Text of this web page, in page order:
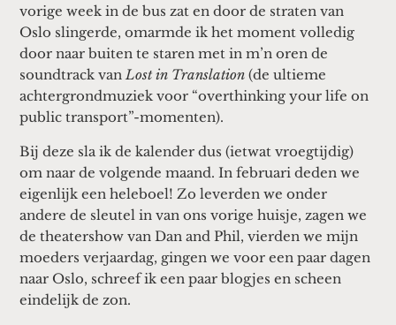
vorige week in de bus zat en door de straten van
Oslo slingerde, omarmde ik het moment volledig
door naar buiten te staren met in m’n oren de
soundtrack vanLost in Translation (de ultieme
achtergrondmuziek voor “overthinking your life on
public transport”-momenten).
Bij deze sla ik de kalender dus (ietwat vroegtijdig)
om naar de volgende maand. In februari deden we
eigenlijk een heleboel! Zo leverden we onder
andere de sleutel in van ons vorige huisje, zagen we
de theatershow van Dan and Phil, vierden we mijn
moeders verjaardag, gingen we voor een paar dagen
naar Oslo, schreef ik een paar blogjes en scheen
eindelijk de zon.